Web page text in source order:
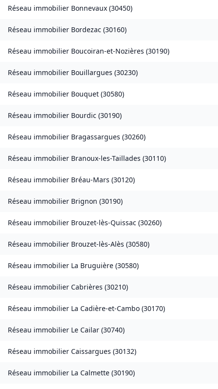
Réseau immobilier Bonnevaux (30450)
Réseau immobilier Bordezac (30160)
Réseau immobilier Boucoiran-et-Nozières (30190)
Réseau immobilier Bouillargues (30230)
Réseau immobilier Bouquet (30580)
Réseau immobilier Bourdic (30190)
Réseau immobilier Bragassargues (30260)
Réseau immobilier Branoux-les-Taillades (30110)
Réseau immobilier Bréau-Mars (30120)
Réseau immobilier Brignon (30190)
Réseau immobilier Brouzet-lès-Quissac (30260)
Réseau immobilier Brouzet-lès-Alès (30580)
Réseau immobilier La Bruguière (30580)
Réseau immobilier Cabrières (30210)
Réseau immobilier La Cadière-et-Cambo (30170)
Réseau immobilier Le Cailar (30740)
Réseau immobilier Caissargues (30132)
Réseau immobilier La Calmette (30190)